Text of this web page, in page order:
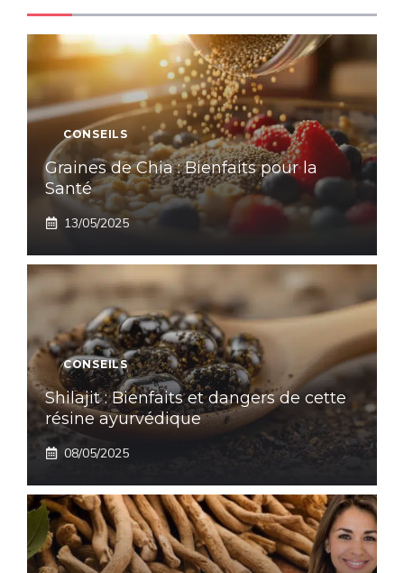
CONSEILS
Graines de Chia : Bienfaits pour la
Santé
13/05/2025
CONSEILS
Shilajit : Bienfaits et dangers de cette
résine ayurvédique
08/05/2025